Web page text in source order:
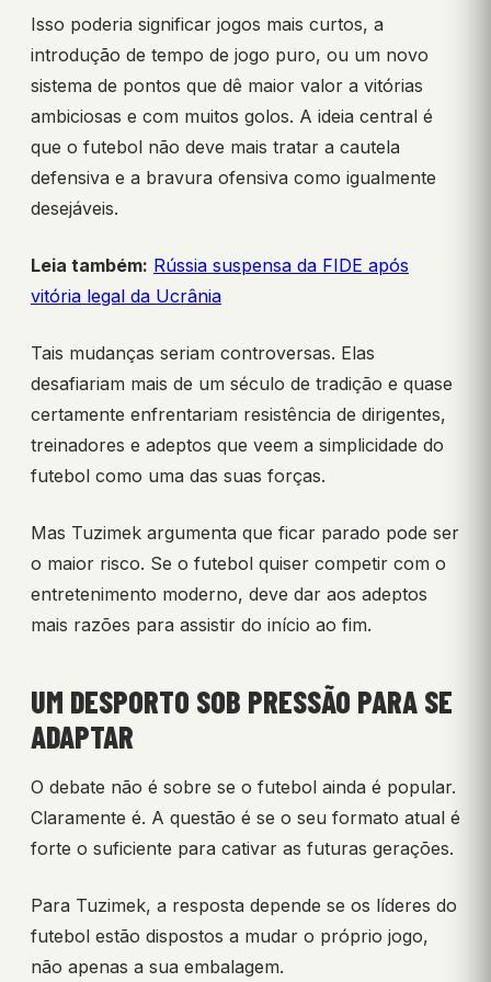
Isso poderia significar jogos mais curtos, a
introdução de tempo de jogo puro, ou um novo
sistema de pontos que dê maior valor a vitórias
ambiciosas e com muitos golos. A ideia central é
que o futebol não deve mais tratar a cautela
defensiva e a bravura ofensiva como igualmente
desejáveis.
Leia também: Rússia suspensa da FIDE após
vitória legal da Ucrânia
Tais mudanças seriam controversas. Elas
desafiariam mais de um século de tradição e quase
certamente enfrentariam resistência de dirigentes,
treinadores e adeptos que veem a simplicidade do
futebol como uma das suas forças.
Mas Tuzimek argumenta que ficar parado pode ser
o maior risco. Se o futebol quiser competir com o
entretenimento moderno, deve dar aos adeptos
mais razões para assistir do início ao fim.
UM DESPORTO SOB PRESSÃO PARA SE
ADAPTAR
O debate não é sobre se o futebol ainda é popular.
Claramente é. A questão é se o seu formato atual é
forte o suficiente para cativar as futuras gerações.
Para Tuzimek, a resposta depende se os líderes do
futebol estão dispostos a mudar o próprio jogo,
não apenas a sua embalagem.